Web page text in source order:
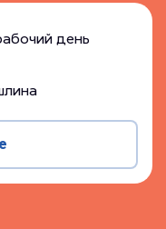
день